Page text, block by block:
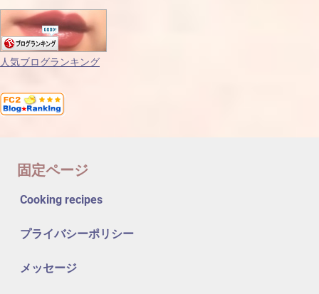
人気ブログランキング
固定ページ
Cooking recipes
プライバシーポリシー
メッセージ